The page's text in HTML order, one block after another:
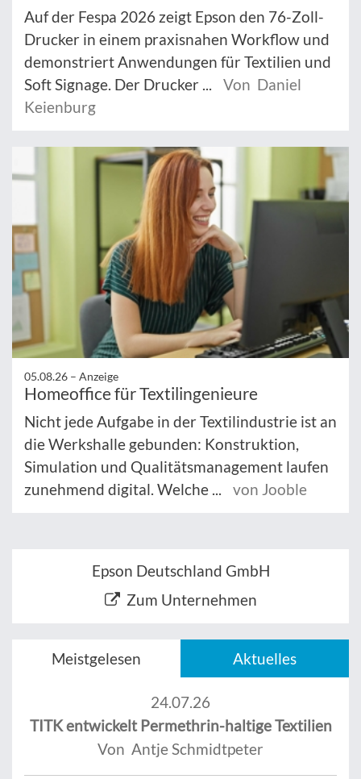
Auf der Fespa 2026 zeigt Epson den 76-Zoll-
Drucker in einem praxisnahen Workflow und
demonstriert Anwendungen für Textilien und
Soft Signage. Der Drucker ...
Von Daniel
Keienburg
05.08.26 – Anzeige
Homeoffice für Textilingenieure
Nicht jede Aufgabe in der Textilindustrie ist an
die Werkshalle gebunden: Konstruktion,
Simulation und Qualitätsmanagement laufen
zunehmend digital. Welche ...
von Jooble
Epson Deutschland GmbH
Zum Unternehmen
Meistgelesen Aktuelles
24.07.26
TITK entwickelt Permethrin-haltige Textilien
Von Antje Schmidtpeter